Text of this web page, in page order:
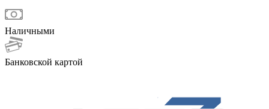
Наличными
Банковской картой